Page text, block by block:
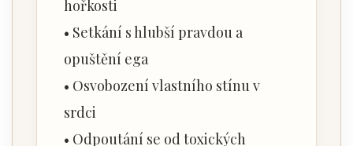
hořkosti
• Setkání s hlubší pravdou a
opuštění ega
• Osvobození vlastního stínu v
srdci
• Odpoutání se od toxických